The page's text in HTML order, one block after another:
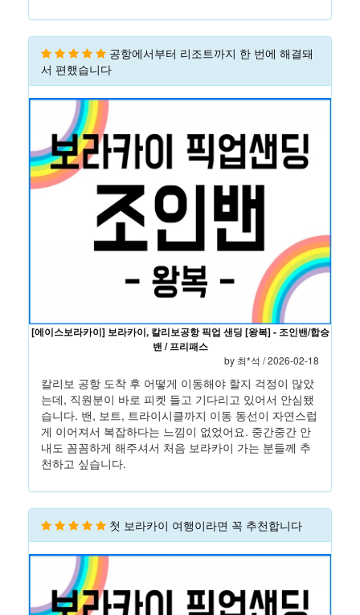
공항에서부터 리조트까지 한 번에 해결돼
서 편했습니다
[에이스보라카이] 보라카이, 칼리보공항 픽업 샌딩 [왕복] - 조인밴/합승
밴 / 프리패스
by 최*석 / 2026-02-18
칼리보 공항 도착 후 어떻게 이동해야 할지 걱정이 많았
는데, 직원분이 바로 피켓 들고 기다리고 있어서 안심됐
습니다. 밴, 보트, 트라이시클까지 이동 동선이 자연스럽
게 이어져서 복잡하다는 느낌이 없었어요. 중간중간 안
내도 꼼꼼하게 해주셔서 처음 보라카이 가는 분들께 추
천하고 싶습니다.
첫 보라카이 여행이라면 꼭 추천합니다